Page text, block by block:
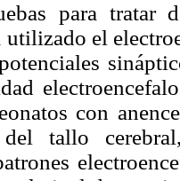
para tratar
utilizado el
con
tallo